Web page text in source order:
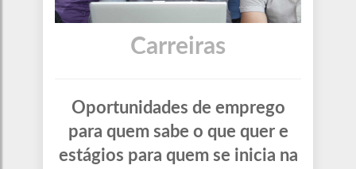
Carreiras
Oportunidades de emprego
para quem sabe o que quer e
estágios para quem se inicia na